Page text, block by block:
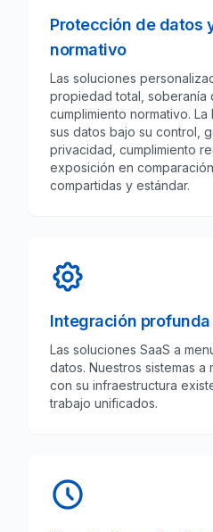
Protección de datos
normativo
Las soluciones
propiedad total, soberanía
cumplimiento normativo. La
sus datos bajo su control,
privacidad, cumplimiento
exposición en
compartidas y estándar.
Integración profunda
Las soluciones SaaS a
datos. Nuestros sistemas
con su infraestructura
trabajo unificados.